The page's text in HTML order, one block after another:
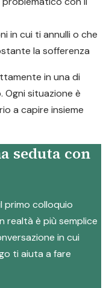
in cui ti annulli o che
la sofferenza
in una di
situazione è
a capire insieme
seduta con
primo colloquio
realtà è più semplice
in cui
ti aiuta a fare